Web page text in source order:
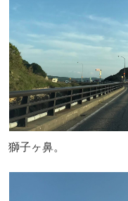
獅子ヶ鼻。